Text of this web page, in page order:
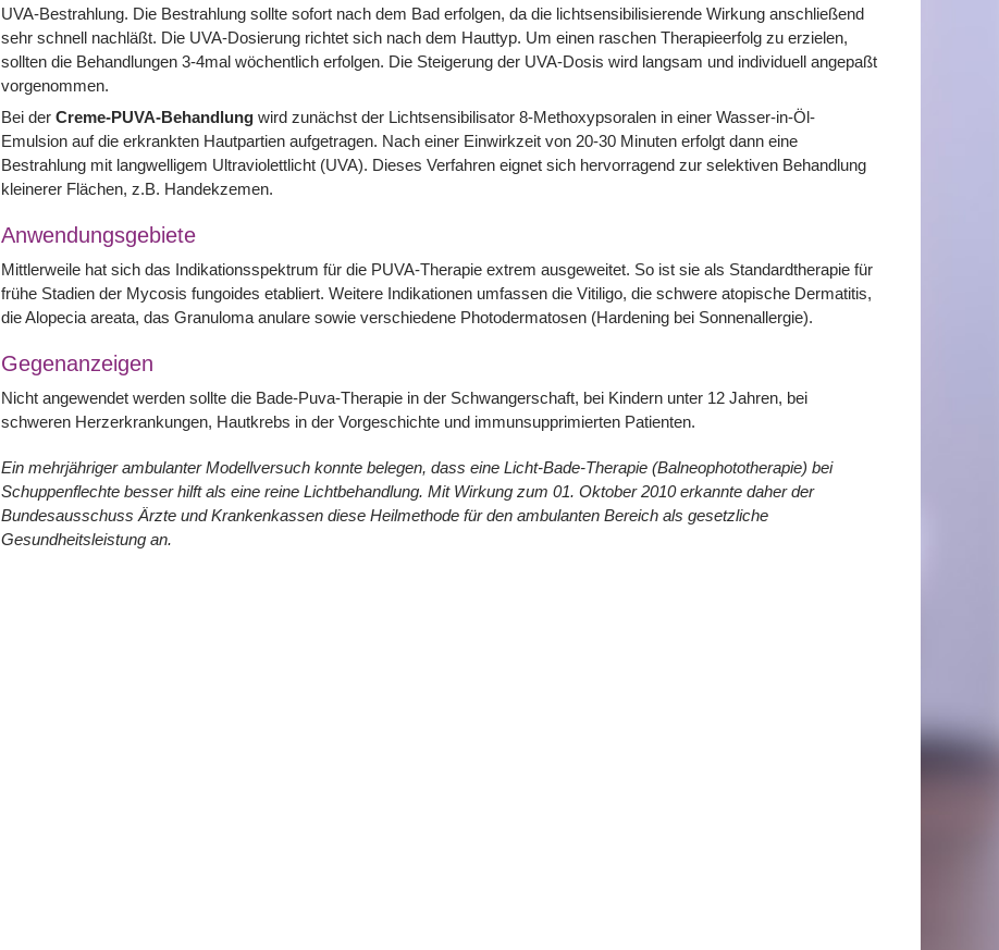
UVA-Bestrahlung. Die Bestrahlung sollte sofort nach dem Bad erfolgen, da die lichtsensibilisierende Wirkung anschließend
sehr schnell nachläßt. Die UVA-Dosierung richtet sich nach dem Hauttyp. Um einen raschen Therapieerfolg zu erzielen,
sollten die Behandlungen 3-4mal wöchentlich erfolgen. Die Steigerung der UVA-Dosis wird langsam und individuell angepaßt
vorgenommen.
Bei der Creme-PUVA-Behandlung wird zunächst der Lichtsensibilisator 8-Methoxypsoralen in einer Wasser-in-Öl-
Emulsion auf die erkrankten Hautpartien aufgetragen. Nach einer Einwirkzeit von 20-30 Minuten erfolgt dann eine
Bestrahlung mit langwelligem Ultraviolettlicht (UVA). Dieses Verfahren eignet sich hervorragend zur selektiven Behandlung
kleinerer Flächen, z.B. Handekzemen.
Anwendungsgebiete
Mittlerweile hat sich das Indikationsspektrum für die PUVA-Therapie extrem ausgeweitet. So ist sie als Standardtherapie für
frühe Stadien der Mycosis fungoides etabliert. Weitere Indikationen umfassen die Vitiligo, die schwere atopische Dermatitis,
die Alopecia areata, das Granuloma anulare sowie verschiedene Photodermatosen (Hardening bei Sonnenallergie).
Gegenanzeigen
Nicht angewendet werden sollte die Bade-Puva-Therapie in der Schwangerschaft, bei Kindern unter 12 Jahren, bei
schweren Herzerkrankungen, Hautkrebs in der Vorgeschichte und immunsupprimierten Patienten.
Ein mehrjähriger ambulanter Modellversuch konnte belegen, dass eine Licht-Bade-Therapie (Balneophototherapie) bei
Schuppenflechte besser hilft als eine reine Lichtbehandlung. Mit Wirkung zum 01. Oktober 2010 erkannte daher der
Bundesausschuss Ärzte und Krankenkassen diese Heilmethode für den ambulanten Bereich als gesetzliche
Gesundheitsleistung an.